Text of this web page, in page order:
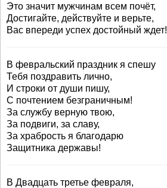
Это значит мужчинам всем почёт,
Достигайте, действуйте и верьте,
Вас впереди успех достойный ждет!
В февральский праздник я спешу
Тебя поздравить лично,
И строки от души пишу,
С почтением безграничным!
За службу верную твою,
За подвиги, за славу,
За храбрость я благодарю
Защитника державы!
В Двадцать третье февраля,